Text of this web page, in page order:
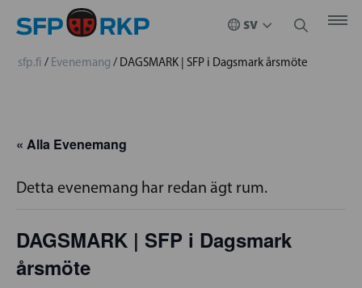
sfp.fi / Evenemang / DAGSMARK | SFP i Dagsmark årsmöte
« Alla Evenemang
Detta evenemang har redan ägt rum.
DAGSMARK | SFP i Dagsmark
årsmöte